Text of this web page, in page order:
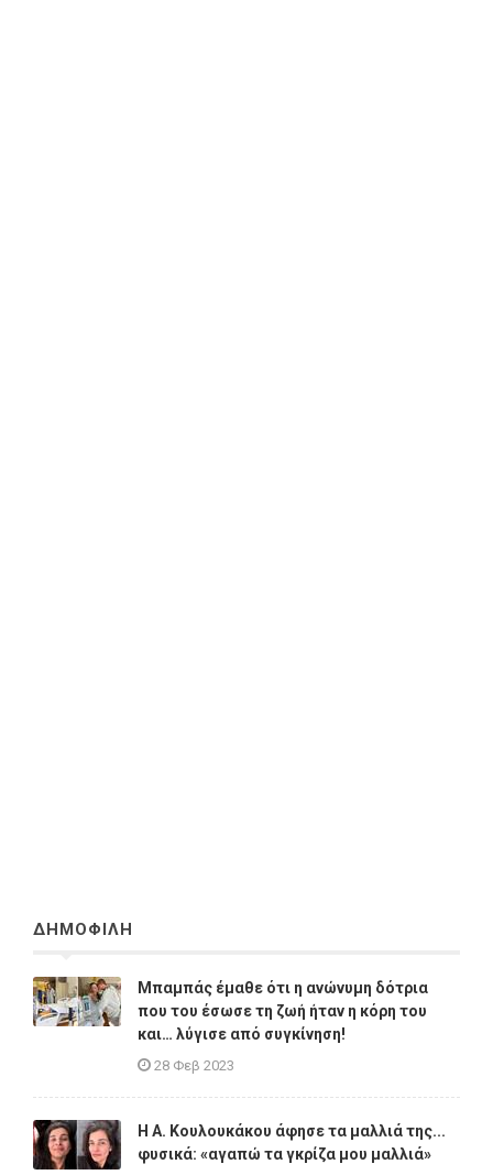
ΔΗΜΟΦΙΛΗ
Μπαμπάς έμαθε ότι η ανώνυμη δότρια
που του έσωσε τη ζωή ήταν η κόρη του
και… λύγισε από συγκίνηση!
28 Φεβ 2023
Η A. Κουλουκάκου άφησε τα μαλλιά της...
φυσικά: «αγαπώ τα γκρίζα μου μαλλιά»